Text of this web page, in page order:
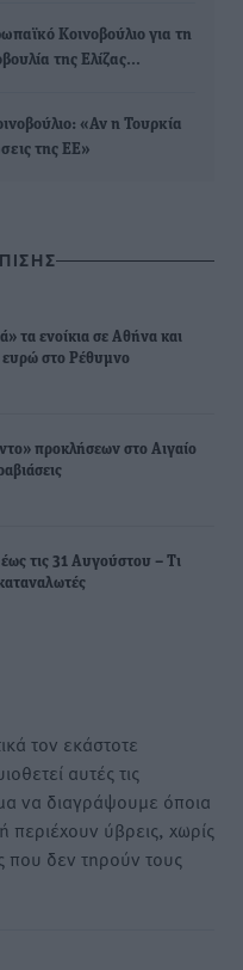
Κοινοβούλιο για τη
της Ελίζας…
«Αν η Τουρκία
της ΕΕ»
τα ενοίκια σε Αθήνα και
στο Ρέθυμνο
προκλήσεων στο Αιγαίο
τις 31 Αυγούστου – Τι
τον εκάστοτε
αυτές τις
να διαγράψουμε όποια
ύβρεις, χωρίς
που δεν τηρούν τους